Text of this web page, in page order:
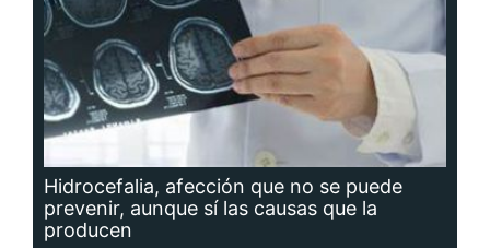
Hidrocefalia, afección que no se puede
prevenir, aunque sí las causas que la
producen